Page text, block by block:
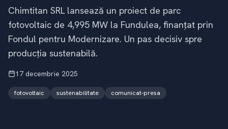
Chimtitan SRL lansează un proiect de parc
fotovoltaic de 4,995 MW la Fundulea, finanțat prin
Fondul pentru Modernizare. Un pas decisiv spre
producția sustenabilă.
17 decembrie 2025
fotovoltaic sustenabilitate comunicat-presa